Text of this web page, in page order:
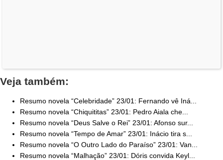
Veja também:
Resumo novela “Celebridade” 23/01: Fernando vê Iná...
Resumo novela “Chiquititas” 23/01: Pedro Aiala che...
Resumo novela “Deus Salve o Rei” 23/01: Afonso sur...
Resumo novela “Tempo de Amar” 23/01: Inácio tira s...
Resumo novela “O Outro Lado do Paraíso” 23/01: Van...
Resumo novela “Malhação” 23/01: Dóris convida Keyl...